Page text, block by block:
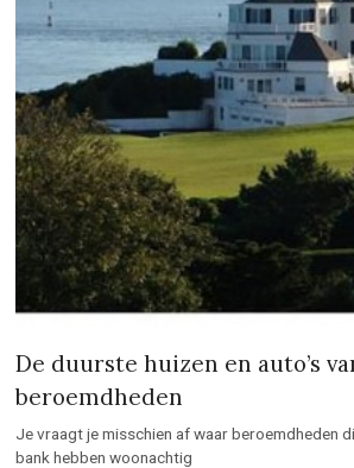
De duurste huizen en auto’s
beroemdheden
Je vraagt je misschien af waar beroemdheden
bank hebben woonachtig